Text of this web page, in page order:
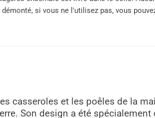
si vous ne l'utilisez pas, vous
casseroles et les poêles de la
Son design a été